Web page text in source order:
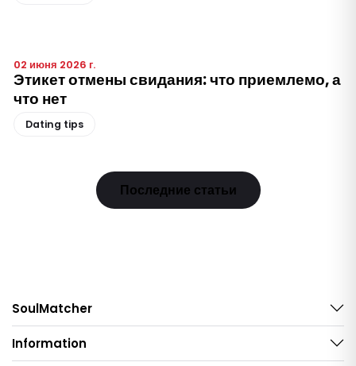
02 июня 2026 г.
Этикет отмены свидания: что приемлемо, а
что нет
Dating tips
Последние статьи
SoulMatcher
Information